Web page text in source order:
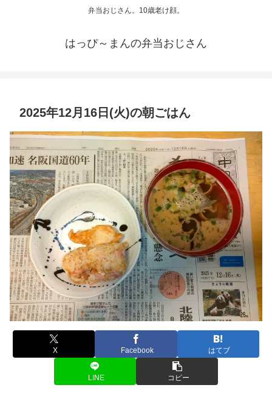
弁当おじさん。10歳老け顔。
はっぴ～まんの弁当おじさん
2025年12月16日(火)の朝ごはん
X Facebook はてブ
LINE コピー